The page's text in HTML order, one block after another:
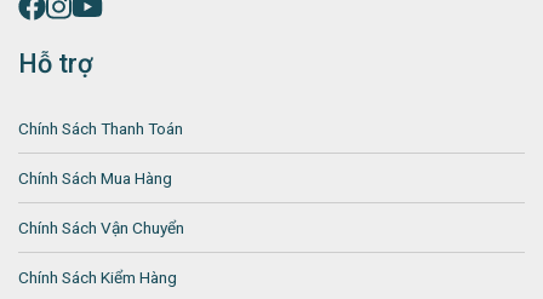
Hỗ trợ
Chính Sách Thanh Toán
Chính Sách Mua Hàng
Chính Sách Vận Chuyển
Chính Sách Kiểm Hàng